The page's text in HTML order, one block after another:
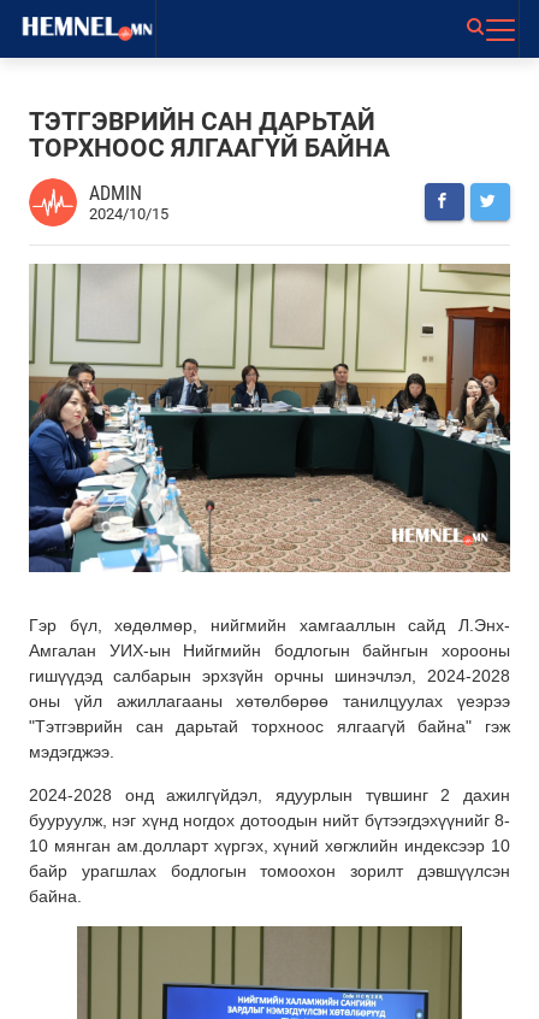
ТЭТГЭВРИЙН САН ДАРЬТАЙ
ТОРХНООС ЯЛГААГҮЙ БАЙНА
ADMIN
2024/10/15
Гэр бүл, хөдөлмөр, нийгмийн хамгааллын сайд Л.Энх-
Амгалан УИХ-ын Нийгмийн бодлогын байнгын хорооны
гишүүдэд салбарын эрхзүйн орчны шинэчлэл, 2024-2028
оны үйл ажиллагааны хөтөлбөрөө танилцуулах үеэрээ
"Тэтгэврийн сан дарьтай торхноос ялгаагүй байна" гэж
мэдэгджээ.
2024-2028 онд ажилгүйдэл, ядуурлын түвшинг 2 дахин
бууруулж, нэг хүнд ногдох дотоодын нийт бүтээгдэхүүнийг 8-
10 мянган ам.долларт хүргэх, хүний хөгжлийн индексээр 10
байр урагшлах бодлогын томоохон зорилт дэвшүүлсэн
байна.